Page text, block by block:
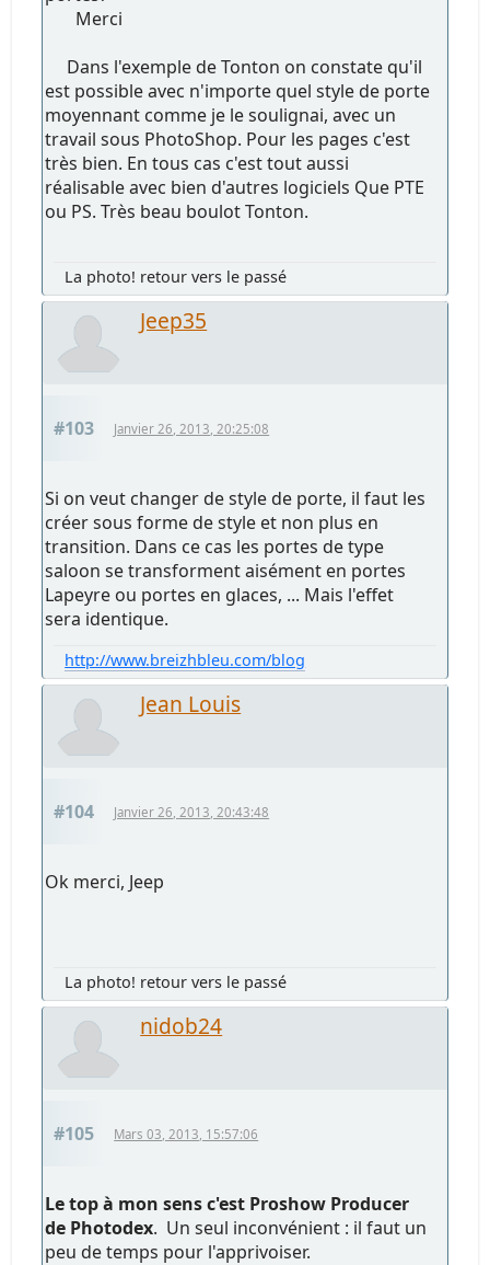
Merci
Dans l'exemple de Tonton on constate qu'il
est possible avec n'importe quel style de porte
moyennant comme je le soulignai, avec un
travail sous PhotoShop. Pour les pages c'est
très bien. En tous cas c'est tout aussi
réalisable avec bien d'autres logiciels Que PTE
ou PS. Très beau boulot Tonton.
La photo! retour vers le passé
Jeep35
#103 Janvier 26, 2013, 20:25:08
Si on veut changer de style de porte, il faut les
créer sous forme de style et non plus en
transition. Dans ce cas les portes de type
saloon se transforment aisément en portes
Lapeyre ou portes en glaces, ... Mais l'effet
sera identique.
http://www.breizhbleu.com/blog
Jean Louis
#104 Janvier 26, 2013, 20:43:48
Ok merci, Jeep
La photo! retour vers le passé
nidob24
#105 Mars 03, 2013, 15:57:06
Le top à mon sens c'est Proshow Producer
de Photodex. Un seul inconvénient : il faut un
peu de temps pour l'apprivoiser.